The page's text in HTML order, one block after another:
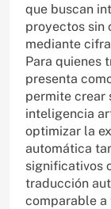
que buscan
proyectos sin
mediante
Para quienes
presenta
permite crear
inteligencia
optimizar la
automática
significativos
traducción
comparable a